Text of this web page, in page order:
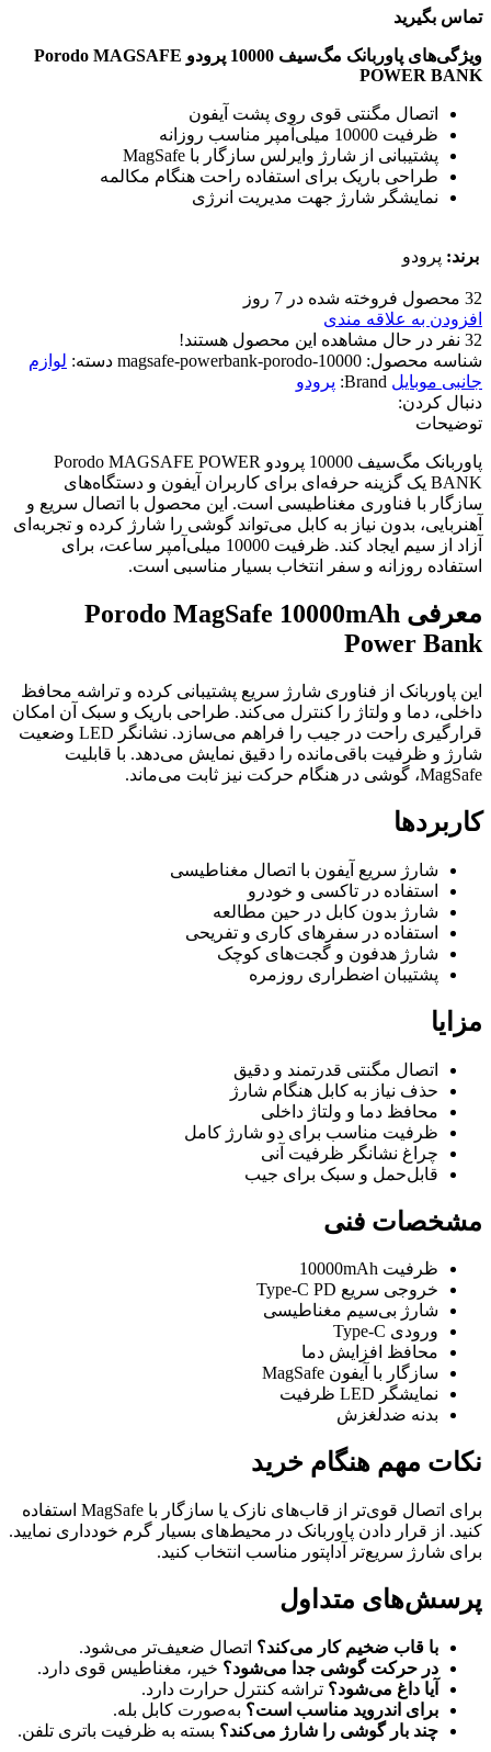
تماس بگیرید
ویژگی‌های پاوربانک مگ‌سیف 10000 پرودو Porodo MAGSAFE
POWER BANK
اتصال مگنتی قوی روی پشت آیفون
ظرفیت 10000 میلی‌آمپر مناسب روزانه
پشتیبانی از شارژ وایرلس سازگار با MagSafe
طراحی باریک برای استفاده راحت هنگام مکالمه
نمایشگر شارژ جهت مدیریت انرژی
برند: پرودو
32 محصول فروخته شده در 7 روز
افزودن به علاقه مندی
32 نفر در حال مشاهده این محصول هستند!
شناسه محصول: 10000-magsafe-powerbank-porodo دسته: لوازم
جانبی موبایل Brand: پرودو
دنبال کردن:
توضیحات
پاوربانک مگ‌سیف 10000 پرودو Porodo MAGSAFE POWER
BANK یک گزینه حرفه‌ای برای کاربران آیفون و دستگاه‌های
سازگار با فناوری مغناطیسی است. این محصول با اتصال سریع و
آهنربایی، بدون نیاز به کابل می‌تواند گوشی را شارژ کرده و تجربه‌ای
آزاد از سیم ایجاد کند. ظرفیت 10000 میلی‌آمپر ساعت، برای
استفاده روزانه و سفر انتخاب بسیار مناسبی است.
معرفی Porodo MagSafe 10000mAh
Power Bank
این پاوربانک از فناوری شارژ سریع پشتیبانی کرده و تراشه محافظ
داخلی، دما و ولتاژ را کنترل می‌کند. طراحی باریک و سبک آن امکان
قرارگیری راحت در جیب را فراهم می‌سازد. نشانگر LED وضعیت
شارژ و ظرفیت باقی‌مانده را دقیق نمایش می‌دهد. با قابلیت
MagSafe، گوشی در هنگام حرکت نیز ثابت می‌ماند.
کاربردها
شارژ سریع آیفون با اتصال مغناطیسی
استفاده در تاکسی و خودرو
شارژ بدون کابل در حین مطالعه
استفاده در سفرهای کاری و تفریحی
شارژ هدفون و گجت‌های کوچک
پشتیبان اضطراری روزمره
مزایا
اتصال مگنتی قدرتمند و دقیق
حذف نیاز به کابل هنگام شارژ
محافظ دما و ولتاژ داخلی
ظرفیت مناسب برای دو شارژ کامل
چراغ نشانگر ظرفیت آنی
قابل‌حمل و سبک برای جیب
مشخصات فنی
ظرفیت 10000mAh
خروجی سریع Type-C PD
شارژ بی‌سیم مغناطیسی
ورودی Type-C
محافظ افزایش دما
سازگار با آیفون MagSafe
نمایشگر LED ظرفیت
بدنه ضدلغزش
نکات مهم هنگام خرید
برای اتصال قوی‌تر از قاب‌های نازک یا سازگار با MagSafe استفاده
کنید. از قرار دادن پاوربانک در محیط‌های بسیار گرم خودداری نمایید.
برای شارژ سریع‌تر آداپتور مناسب انتخاب کنید.
پرسش‌های متداول
با قاب ضخیم کار می‌کند؟ اتصال ضعیف‌تر می‌شود.
در حرکت گوشی جدا می‌شود؟ خیر، مغناطیس قوی دارد.
آیا داغ می‌شود؟ تراشه کنترل حرارت دارد.
برای اندروید مناسب است؟ به‌صورت کابل بله.
چند بار گوشی را شارژ می‌کند؟ بسته به ظرفیت باتری تلفن.